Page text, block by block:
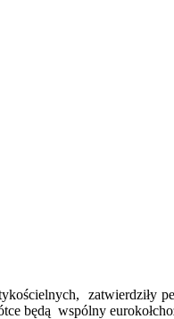
zatwierdziły
będą wspólny